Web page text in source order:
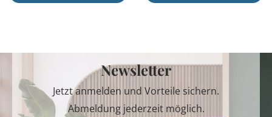
Newsletter
Jetzt anmelden und Vorteile sichern.
Abmeldung jederzeit möglich.